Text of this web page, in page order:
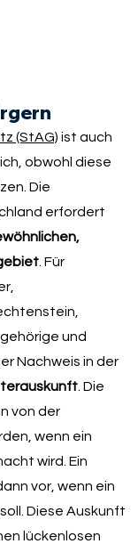
(StAG) ist auch
obwohl diese
Die
erfordert
. Für
und
Nachweis in der
. Die
von der
wenn ein
wird. Ein
vor, wenn ein
Diese Auskunft
lückenlosen